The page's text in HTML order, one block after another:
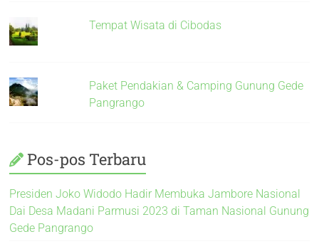
Tempat Wisata di Cibodas
Paket Pendakian & Camping Gunung Gede
Pangrango
Pos-pos Terbaru
Presiden Joko Widodo Hadir Membuka Jambore Nasional
Dai Desa Madani Parmusi 2023 di Taman Nasional Gunung
Gede Pangrango